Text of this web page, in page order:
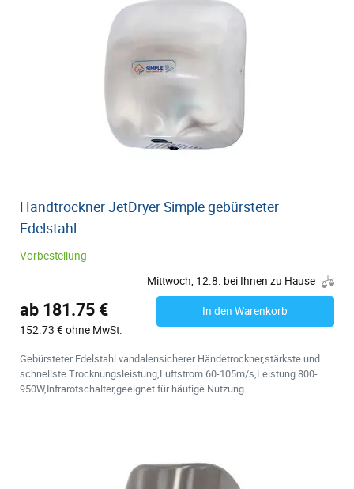
Handtrockner JetDryer Simple gebürsteter
Edelstahl
Vorbestellung
Mittwoch, 12.8. bei Ihnen zu Hause
ab 181.75 €
152.73 € ohne MwSt.
In den Warenkorb
Gebürsteter Edelstahl vandalensicherer Händetrockner,stärkste und
schnellste Trocknungsleistung,Luftstrom 60-105m/s,Leistung 800-
950W,Infrarotschalter,geeignet für häufige Nutzung